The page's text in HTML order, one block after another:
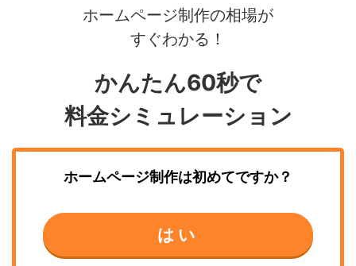
ホームページ制作の相場が
すぐわかる！
かんたん60秒で
料金シミュレーション
ホームページ制作は初めてですか？
はい